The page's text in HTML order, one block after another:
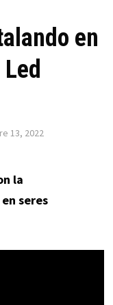
en
13, 2022
la
seres